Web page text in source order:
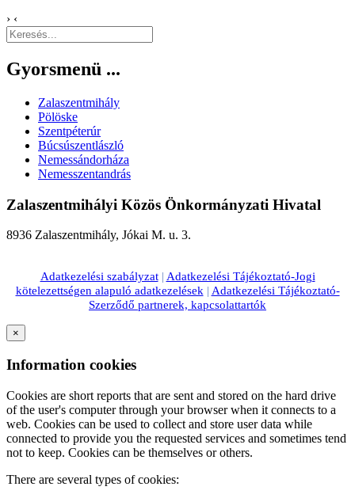
› ‹
Gyorsmenü ...
Zalaszentmihály
Pölöske
Szentpéterúr
Búcsúszentlászló
Nemessándorháza
Nemesszentandrás
Zalaszentmihályi Közös Önkormányzati Hivatal
8936 Zalaszentmihály, Jókai M. u. 3.
Adatkezelési szabályzat| Adatkezelési Tájékoztató-Jogi
kötelezettségen alapuló adatkezelések| Adatkezelési Tájékoztató-
Szerződő partnerek, kapcsolattartók
×
Information cookies
Cookies are short reports that are sent and stored on the hard drive
of the user's computer through your browser when it connects to a
web. Cookies can be used to collect and store user data while
connected to provide you the requested services and sometimes tend
not to keep. Cookies can be themselves or others.
There are several types of cookies: